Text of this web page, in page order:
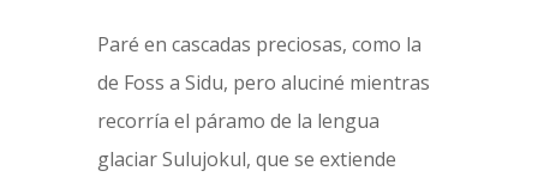
Paré en cascadas preciosas, como la
de Foss a Sidu, pero aluciné mientras
recorría el páramo de la lengua
glaciar Sulujokul, que se extiende